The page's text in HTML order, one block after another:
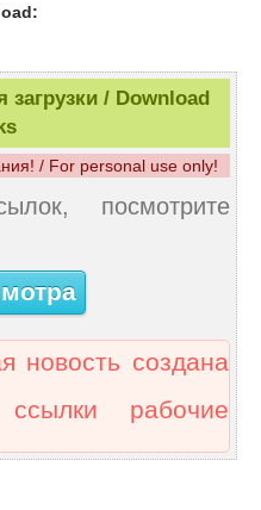
/ Download
/ For personal use only!
посмотрите
новость создана
рабочие